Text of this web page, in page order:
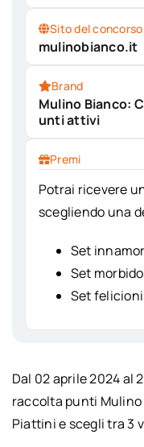
Sito del concorso
mulinobianco.it
Brand
Mulino Bianco:
unti attivi
Premi
Potrai ricevere
scegliendo una
Set
Set
Set felicioni
Dal 02 aprile 2024 al
raccolta punti Mulino
Piattini e scegli tra 3